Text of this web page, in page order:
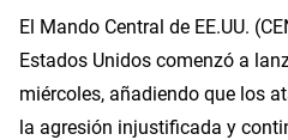
El Mando Central de EE.UU.
Estados Unidos comenzó a
miércoles, añadiendo que los
la agresión injustificada y